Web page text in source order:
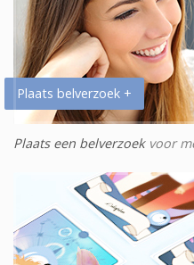
Plaats belverzoek +
Plaats een belverzoekvoor